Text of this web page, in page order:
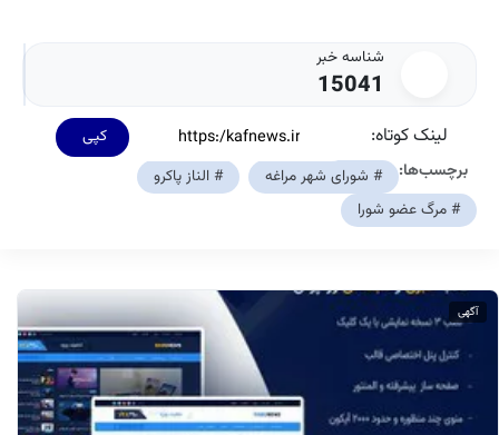
شناسه خبر
15041
لینک کوتاه: کپی
برچسب‌ها: # شورای شهر مراغه
# الناز پاکرو
# مرگ عضو شورا
آگهی